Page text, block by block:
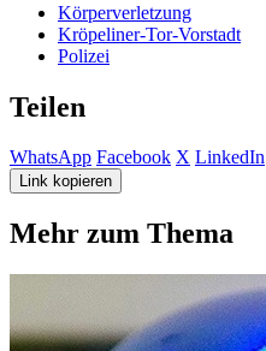
Körperverletzung
Kröpeliner-Tor-Vorstadt
Polizei
Teilen
WhatsApp Facebook X LinkedIn
Link kopieren
Mehr zum Thema